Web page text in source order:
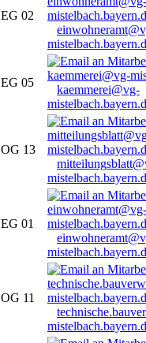
EG 02
EG 05
kaemmerei@vg-
OG 13
EG 01
OG 11